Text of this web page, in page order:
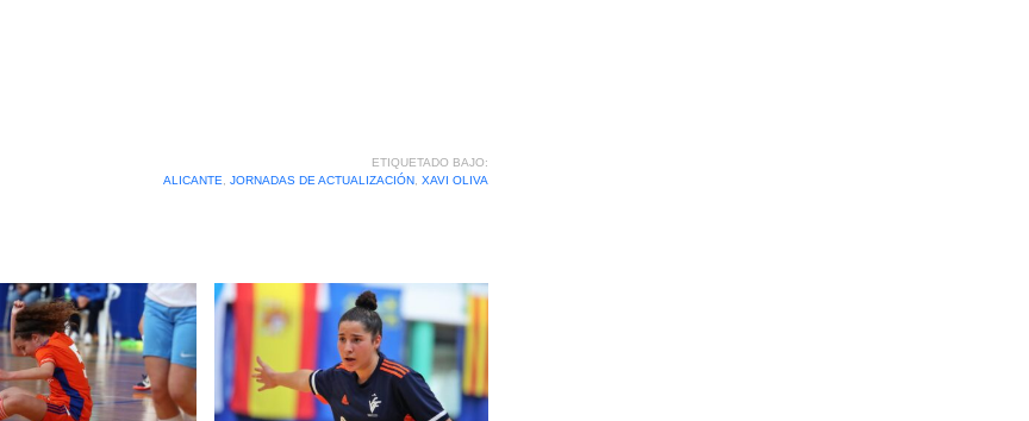
ETIQUETADO BAJO:
ALICANTE, JORNADAS DE ACTUALIZACIÓN, XAVI OLIVA